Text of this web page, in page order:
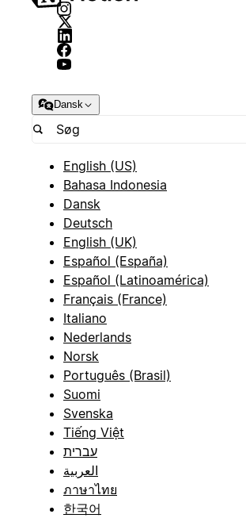
Dansk
English (US)
Bahasa Indonesia
Dansk
Deutsch
English (UK)
Español (España)
Español (Latinoamérica)
Français (France)
Italiano
Nederlands
Norsk
Português (Brasil)
Suomi
Svenska
Tiếng Việt
עברית
العربية
ภาษาไทย
한국어